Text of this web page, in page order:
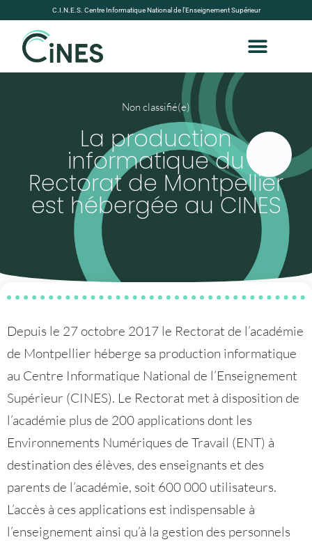
C.I.N.E.S. Centre Informatique National de l’Enseignement Supérieur
Non classifié(e)
La production
informatique du
Rectorat de Montpellier
est hébergée au CINES
Depuis le 27 octobre 2017 le Rectorat de l’académie
de Montpellier héberge sa production informatique
au Centre Informatique National de l’Enseignement
Supérieur (CINES). Le Rectorat met à disposition de
l’académie plus de 200 applications dont les
Environnements Numériques de Travail (ENT) à
destination des élèves, des enseignants et des
parents de l’académie, soit 600 000 utilisateurs.
L’accès à ces applications est indispensable à
l’enseignement ainsi qu’à la gestion des personnels